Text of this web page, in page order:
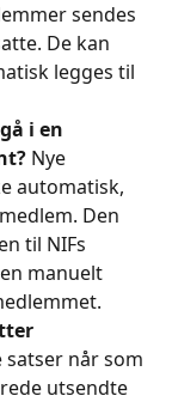
sendes
De kan
legges til
i en
Nye
automatisk,
Den
til NIFs
manuelt
når som
utsendte